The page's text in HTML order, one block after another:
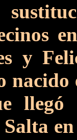
y
nacido
llegó